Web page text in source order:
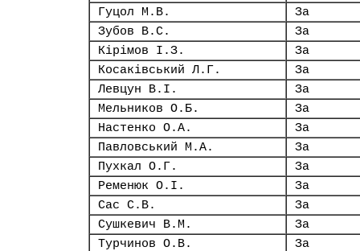
Гуцол М.В.
За
Зубов В.С.
За
Кірімов І.З.
За
Косаківський Л.Г.
За
Левцун В.І.
За
Мельников О.Б.
За
Настенко О.А.
За
Павловський М.А.
За
Пухкал О.Г.
За
Ременюк О.І.
За
Сас С.В.
За
Сушкевич В.М.
За
Турчинов О.В.
За